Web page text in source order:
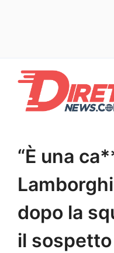
contenuto
“È una
dopo la
il sospetto